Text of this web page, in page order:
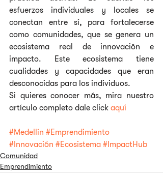
esfuerzos individuales y locales se
conectan entre sí, para fortalecerse
como comunidades, que se genera un
ecosistema real de innovación e
impacto. Este ecosistema tiene
cualidades y capacidades que eran
desconocidas para los individuos.
Si quieres conocer más, mira nuestro
artículo completo dale click aquí
#Medellín #Emprendimiento
#Innovación #Ecosistema #ImpactHub
Comunidad
Emprendimiento